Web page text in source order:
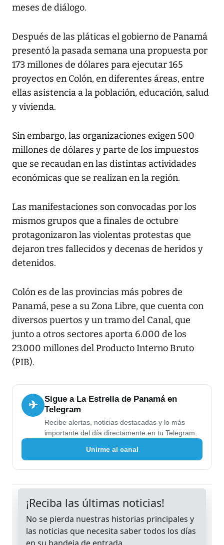
meses de diálogo.
Después de las pláticas el gobierno de Panamá
presentó la pasada semana una propuesta por
173 millones de dólares para ejecutar 165
proyectos en Colón, en diferentes áreas, entre
ellas asistencia a la población, educación, salud
y vivienda.
Sin embargo, las organizaciones exigen 500
millones de dólares y parte de los impuestos
que se recaudan en las distintas actividades
económicas que se realizan en la región.
Las manifestaciones son convocadas por los
mismos grupos que a finales de octubre
protagonizaron las violentas protestas que
dejaron tres fallecidos y decenas de heridos y
detenidos.
Colón es de las provincias más pobres de
Panamá, pese a su Zona Libre, que cuenta con
diversos puertos y un tramo del Canal, que
junto a otros sectores aporta 6.000 de los
23.000 millones del Producto Interno Bruto
(PIB).
✈
Sigue a La Estrella de Panamá en
Telegram
Recibe alertas, noticias destacadas y lo más
importante del día directamente en tu Telegram.
Unirme al canal